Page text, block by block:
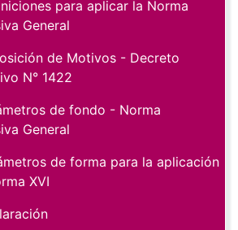
para aplicar la Norma
General
de Motivos - Decreto
N° 1422
de fondo - Norma
General
de forma para la aplicación
XVI